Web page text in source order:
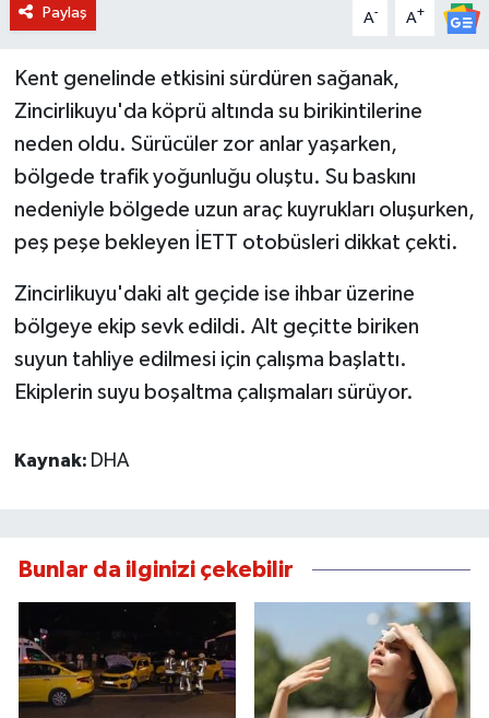
Paylaş A- A+
Kent genelinde etkisini sürdüren sağanak,
Zincirlikuyu'da köprü altında su birikintilerine
neden oldu. Sürücüler zor anlar yaşarken,
bölgede trafik yoğunluğu oluştu. Su baskını
nedeniyle bölgede uzun araç kuyrukları oluşurken,
peş peşe bekleyen İETT otobüsleri dikkat çekti.
Zincirlikuyu'daki alt geçide ise ihbar üzerine
bölgeye ekip sevk edildi. Alt geçitte biriken
suyun tahliye edilmesi için çalışma başlattı.
Ekiplerin suyu boşaltma çalışmaları sürüyor.
Kaynak: DHA
Bunlar da ilginizi çekebilir